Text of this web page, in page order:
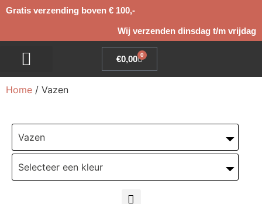
Gratis verzending boven € 100,-
Wij verzenden dinsdag t/m vrijdag
€0,00 0
Home / Vazen